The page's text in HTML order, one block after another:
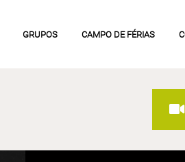
GRUPOS CAMPO DE FÉRIAS